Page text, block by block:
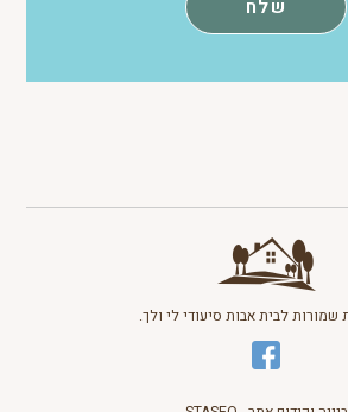
שמורות לבית אבות סיעודי לי ולך.